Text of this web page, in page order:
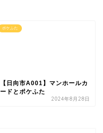
ポケふた
【日向市A001】マンホールカ
ードとポケふた
2024年8月28日